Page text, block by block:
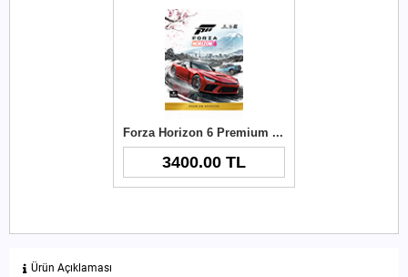
Forza Horizon 6 Premium Upgrade Xbox Key
3400.00 TL
Ürün Açıklaması